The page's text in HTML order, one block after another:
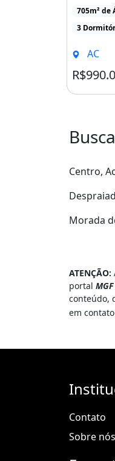
705m² de
3
AC
Centro,
Morada
ATENÇÃO:
portal
conteúdo,
em
Contato
Sobre nós